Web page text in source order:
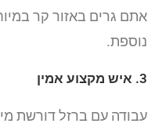
אתם גרים באזור קר
נוספת.
3. איש מקצוע אמין
עבודה עם ברזל דורשת